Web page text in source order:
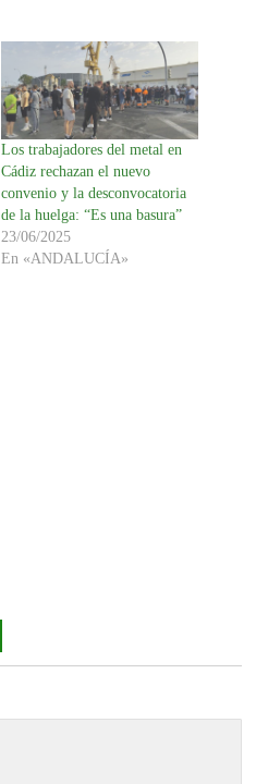
Los trabajadores del metal en
Cádiz rechazan el nuevo
convenio y la desconvocatoria
de la huelga: “Es una basura”
23/06/2025
En «ANDALUCÍA»